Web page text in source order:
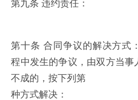
第九条 违约责任：
第十条 合同争议的解决方式
程中发生的争议，由双方当事
不成的，按下列第
种方式解决：